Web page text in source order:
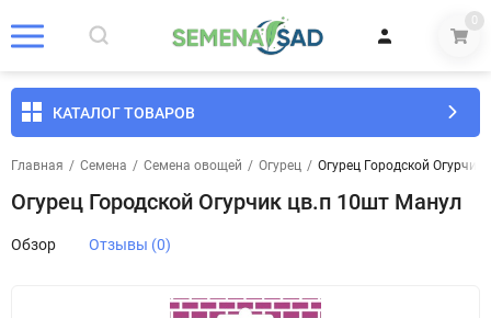
0
КАТАЛОГ ТОВАРОВ
Главная / Семена / Семена овощей / Огурец / Огурец Городской
Огурец Городской Огурчик цв.п 10шт Манул
Обзор Отзывы (0)